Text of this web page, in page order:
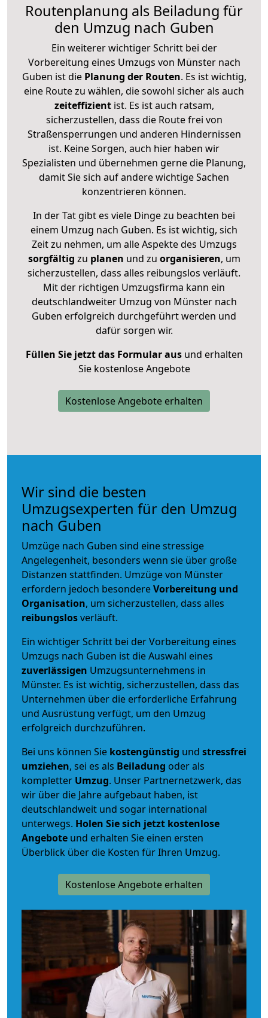
Routenplanung als Beiladung für
den Umzug nach Guben
Ein weiterer wichtiger Schritt bei der
Vorbereitung eines Umzugs von Münster nach
Guben ist diePlanung der Routen. Es ist wichtig,
eine Route zu wählen, die sowohl sicher als auch
zeiteffizientist. Es ist auch ratsam,
sicherzustellen, dass die Route frei von
Straßensperrungen und anderen Hindernissen
ist. Keine Sorgen, auch hier haben wir
Spezialisten und übernehmen gerne die Planung,
damit Sie sich auf andere wichtige Sachen
konzentrieren können.
In der Tat gibt es viele Dinge zu beachten bei
einem Umzug nach Guben. Es ist wichtig, sich
Zeit zu nehmen, um alle Aspekte des Umzugs
sorgfältig zu planen und zu organisieren, um
sicherzustellen, dass alles reibungslos verläuft.
Mit der richtigen Umzugsfirma kann ein
deutschlandweiter Umzug von Münster nach
Guben erfolgreich durchgeführt werden und
dafür sorgen wir.
Füllen Sie jetzt das Formular ausund erhalten
Sie kostenlose Angebote
Kostenlose Angebote erhalten
Wir sind die besten
Umzugsexperten für den Umzug
nach Guben
Umzüge nach Guben sind eine stressige
Angelegenheit, besonders wenn sie über große
Distanzen stattfinden. Umzüge von Münster
erfordern jedoch besondereVorbereitung und
Organisation, um sicherzustellen, dass alles
reibungslosverläuft.
Ein wichtiger Schritt bei der Vorbereitung eines
Umzugs nach Guben ist die Auswahl eines
zuverlässigen Umzugsunternehmens in
Münster. Es ist wichtig, sicherzustellen, dass das
Unternehmen über die erforderliche Erfahrung
und Ausrüstung verfügt, um den Umzug
erfolgreich durchzuführen.
Bei uns können Sie kostengünstig und stressfrei
umziehen, sei es als Beiladung oder als
kompletter Umzug. Unser Partnernetzwerk, das
wir über die Jahre aufgebaut haben, ist
deutschlandweit und sogar international
unterwegs. Holen Sie sich jetzt kostenlose
Angebote und erhalten Sie einen ersten
Überblick über die Kosten für Ihren Umzug.
Kostenlose Angebote erhalten